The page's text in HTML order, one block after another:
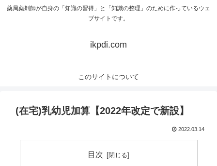
薬局薬剤師が自身の「知識の習得」と「知識の整理」のために作っているウェ
ブサイトです。
ikpdi.com
このサイトについて
(在宅)乳幼児加算【2022年改定で新設】
2022.03.14
目次